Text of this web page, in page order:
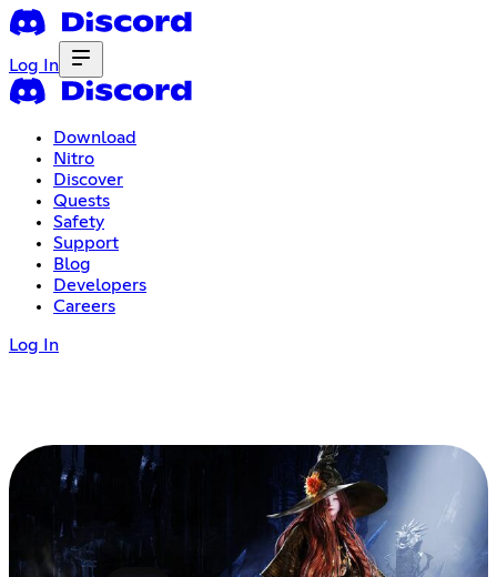
Log In
Download
Nitro
Discover
Quests
Safety
Support
Blog
Developers
Careers
Log In